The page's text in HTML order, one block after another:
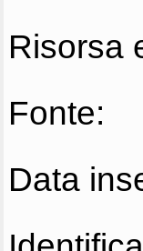
Risorsa
Fonte:
Data